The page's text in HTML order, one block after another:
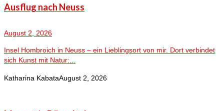
Ausflug nach Neuss
August 2, 2026
Insel Hombroich in Neuss – ein Lieblingsort von mir. Dort verbindet
sich Kunst mit Natur:...
Katharina KabataAugust 2, 2026